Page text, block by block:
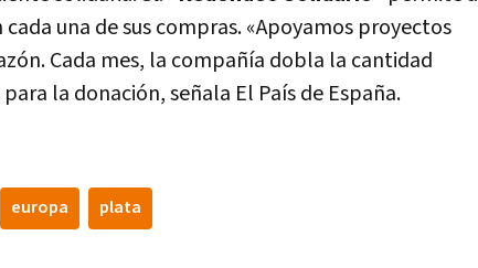
una de sus compras. «Apoyamos proyectos
Cada mes, la compañí­a dobla la cantidad
la donación, señala El Paí­s de España.
europa plata